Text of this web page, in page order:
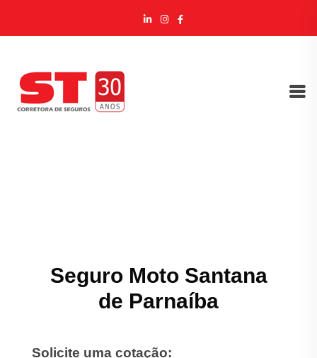
Seguro Moto Santana
de Parnaíba
Solicite uma cotação: